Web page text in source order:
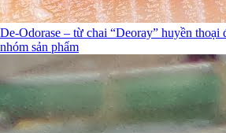
De-Odorase – từ chai “Deoray” huyền thoại
nhóm sản phẩm